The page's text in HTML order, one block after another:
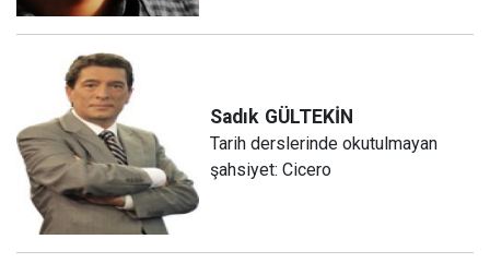
Sadık GÜLTEKİN
Tarih derslerinde okutulmayan
şahsiyet: Cicero